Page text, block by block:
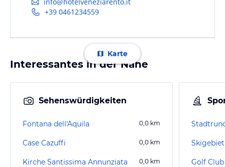
+39 0461234559
Karte
Interessantes in der Nähe
Sehenswürdigkeiten
Fontana dell'Aquila 0,0 km
Case Cazuffi 0,0 km
Kirche Santissima Annunziata 0,0 km Golf